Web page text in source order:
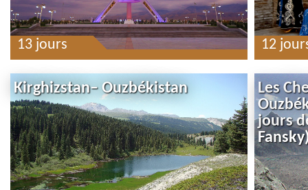
13 jours 12
Kirghizstan– Ouzbékistan
Les
jours